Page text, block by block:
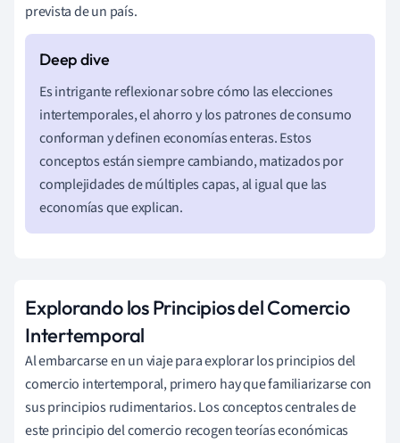
prevista de un país.
Es intrigante reflexionar sobre cómo las elecciones
intertemporales, el ahorro y los patrones de consumo
conforman y definen economías enteras. Estos
conceptos están siempre cambiando, matizados por
complejidades de múltiples capas, al igual que las
economías que explican.
Explorando los Principios del Comercio
Intertemporal
Al embarcarse en un viaje para explorar los principios del
comercio intertemporal, primero hay que familiarizarse con
sus principios rudimentarios. Los conceptos centrales de
este principio del comercio recogen teorías económicas